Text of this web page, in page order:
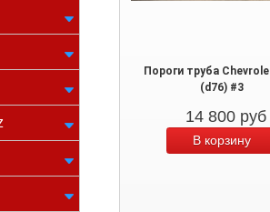
Пороги труба
(d76) #3
14 800 руб